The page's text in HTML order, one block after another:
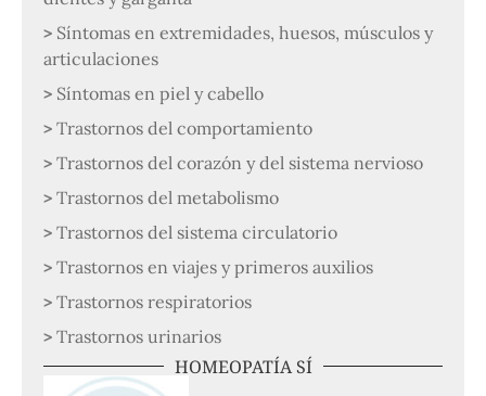
Síntomas en extremidades, huesos, músculos y
articulaciones
Síntomas en piel y cabello
Trastornos del comportamiento
Trastornos del corazón y del sistema nervioso
Trastornos del metabolismo
Trastornos del sistema circulatorio
Trastornos en viajes y primeros auxilios
Trastornos respiratorios
Trastornos urinarios
HOMEOPATÍA SÍ